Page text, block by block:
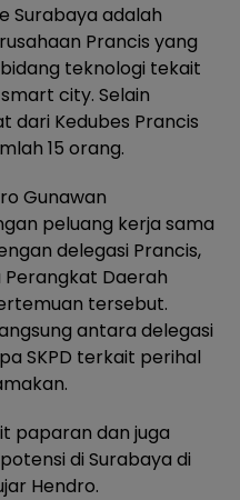
Surabaya adalah
Prancis yang
teknologi tekait
city. Selain
dari Kedubes Prancis
15 orang.
Gunawan
peluang kerja sama
delegasi Prancis,
Daerah
tersebut.
antara delegasi
SKPD terkait perihal
paparan dan juga
di Surabaya di
Hendro.